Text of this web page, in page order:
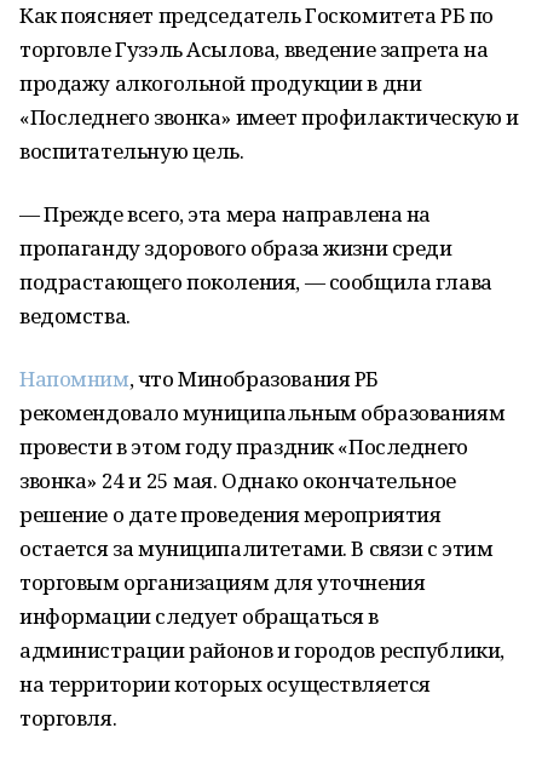
Как поясняет председатель Госкомитета РБ по
торговле Гузэль Асылова, введение запрета на
продажу алкогольной продукции в дни
«Последнего звонка» имеет профилактическую и
воспитательную цель.
— Прежде всего, эта мера направлена на
пропаганду здорового образа жизни среди
подрастающего поколения, — сообщила глава
ведомства.
Напомним, что Минобразования РБ
рекомендовало муниципальным образованиям
провести в этом году праздник «Последнего
звонка» 24 и 25 мая. Однако окончательное
решение о дате проведения мероприятия
остается за муниципалитетами. В связи с этим
торговым организациям для уточнения
информации следует обращаться в
администрации районов и городов республики,
на территории которых осуществляется
торговля.